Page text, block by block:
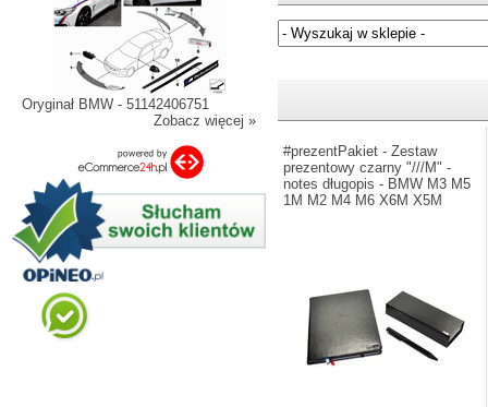
Oryginał BMW - 51142406751
Zobacz więcej »
#prezentPakiet - Zestaw
prezentowy czarny "///M" -
notes długopis - BMW M3 M5
1M M2 M4 M6 X6M X5M